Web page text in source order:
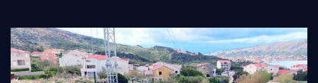
Tradicija i kultura